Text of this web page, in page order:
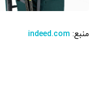
منبع: indeed.com